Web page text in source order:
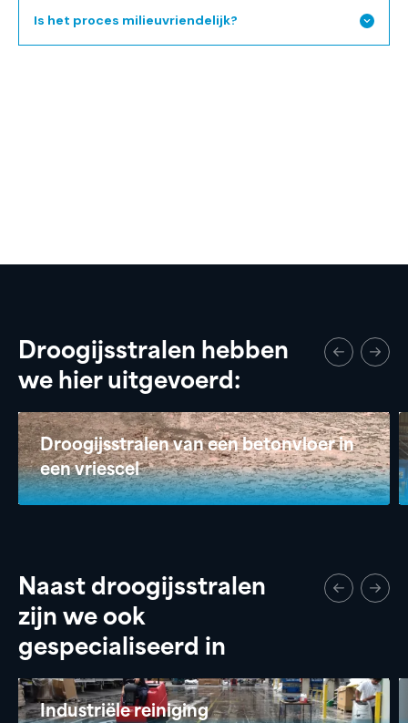
Is het proces milieuvriendelijk?
Droogijsstralen hebben
we hier uitgevoerd:
Droogijsstralen van een betonvloer in
een vriescel
Naast droogijsstralen
zijn we ook
gespecialiseerd in
Industriële reiniging